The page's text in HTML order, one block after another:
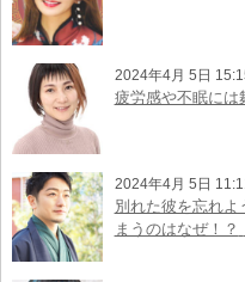
2024年4月 5日
疲労感や不眠には
2024年4月 5日
別れた彼を忘れよ
まうのはなぜ！？